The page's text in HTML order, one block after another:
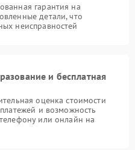
гарантия на
детали, что
неисправностей
и бесплатная
оценка стоимости
и возможность
или онлайн на